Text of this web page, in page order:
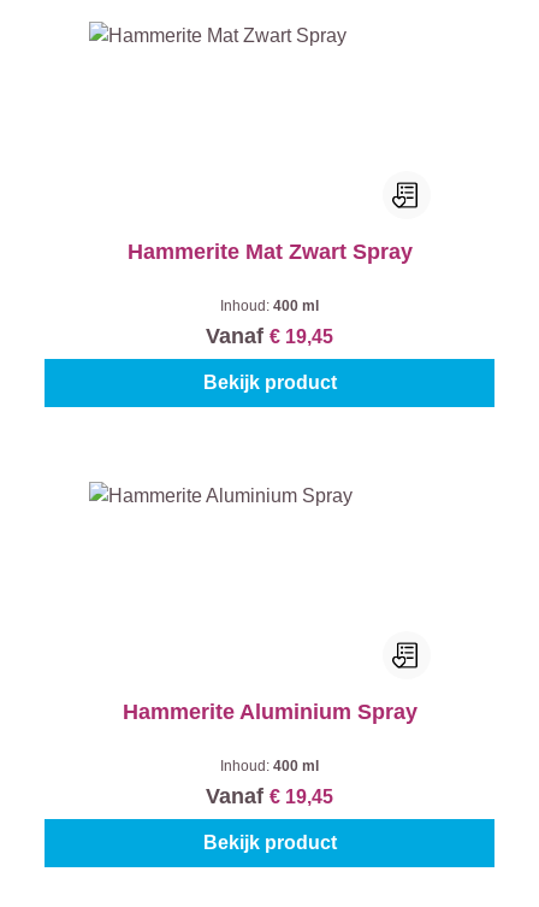
Hammerite Mat Zwart Spray
Inhoud: 400 ml
Vanaf € 19,45
Bekijk product
Hammerite Aluminium Spray
Inhoud: 400 ml
Vanaf € 19,45
Bekijk product